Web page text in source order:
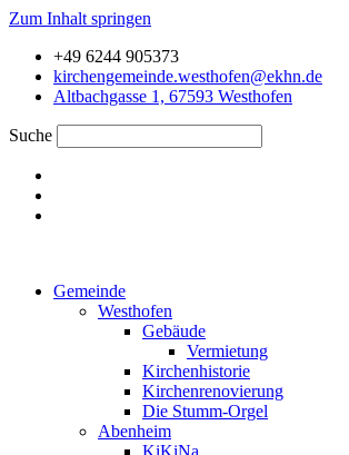
Zum Inhalt springen
+49 6244 905373
kirchengemeinde.westhofen@ekhn.de
Altbachgasse 1, 67593 Westhofen
Suche
Gemeinde
Westhofen
Gebäude
Vermietung
Kirchenhistorie
Kirchenrenovierung
Die Stumm-Orgel
Abenheim
KiKiNa